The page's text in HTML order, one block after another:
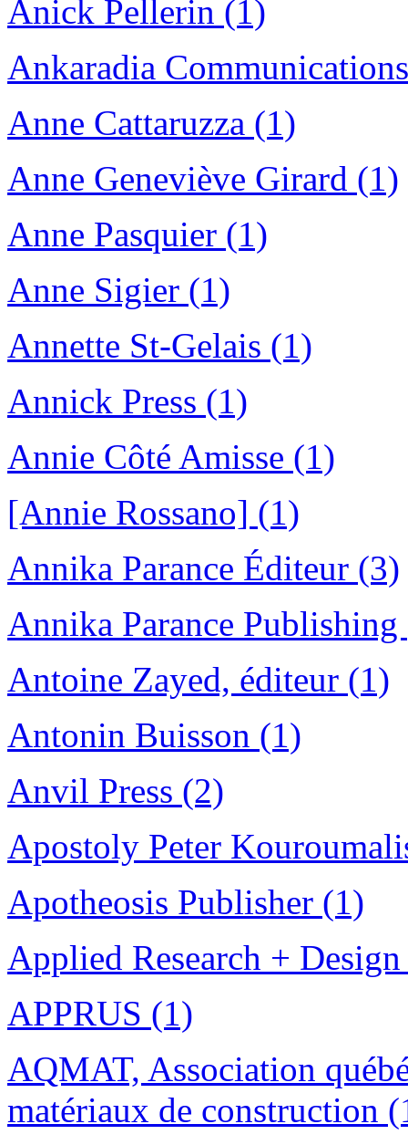
Anick Pellerin (1)
Ankaradia
Anne Cattaruzza (1)
Anne Geneviève Girard (1)
Anne Pasquier (1)
Anne Sigier (1)
Annette St-Gelais (1)
Annick Press (1)
Annie Côté Amisse (1)
[Annie Rossano] (1)
Annika Parance Éditeur (3)
Annika Parance Publishing
Antoine Zayed, éditeur (1)
Antonin Buisson (1)
Anvil Press (2)
Apostoly Peter
Apotheosis Publisher (1)
Applied Research +
APPRUS (1)
AQMAT, Association
matériaux de construction